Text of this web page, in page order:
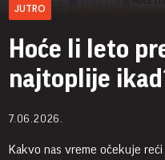
JUTRO
Hoće li leto
najtoplije
7.06.2026.
Kakvo nas vreme očekuje